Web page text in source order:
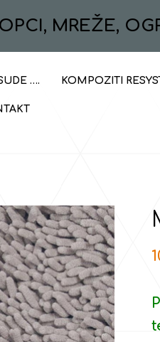
MREŽE,
…. KOMPOZITI